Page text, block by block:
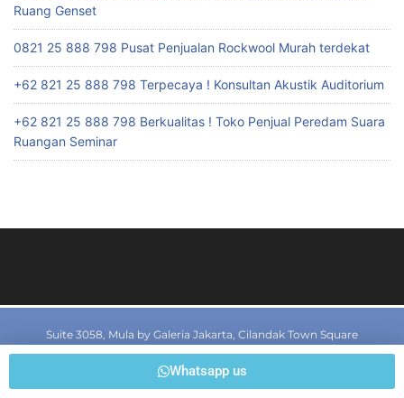
Ruang Genset
0821 25 888 798 Pusat Penjualan Rockwool Murah terdekat
+62 821 25 888 798 Terpecaya ! Konsultan Akustik Auditorium
+62 821 25 888 798 Berkualitas ! Toko Penjual Peredam Suara
Ruangan Seminar
Suite 3058, Mula by Galeria Jakarta, Cilandak Town Square
Jl T.B. Simatupang Kav I7, Rt 02/Rw 01, Cilandak Barat, Cilandak,
Jakarta Selatan, Jakarta 12430, Indonesia
Whatsapp us